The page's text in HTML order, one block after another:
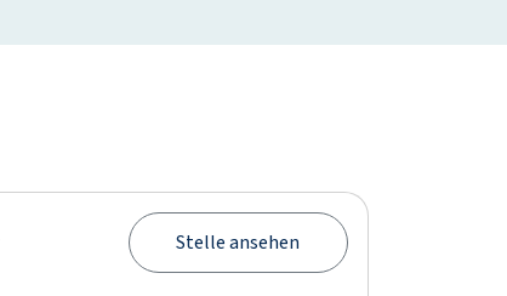
Stelle ansehen